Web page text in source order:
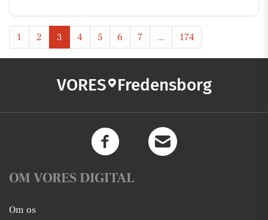
1 2 3 4 5 6 7 ... 174
VORES Fredensborg
OM VORES DIGITAL
Om os